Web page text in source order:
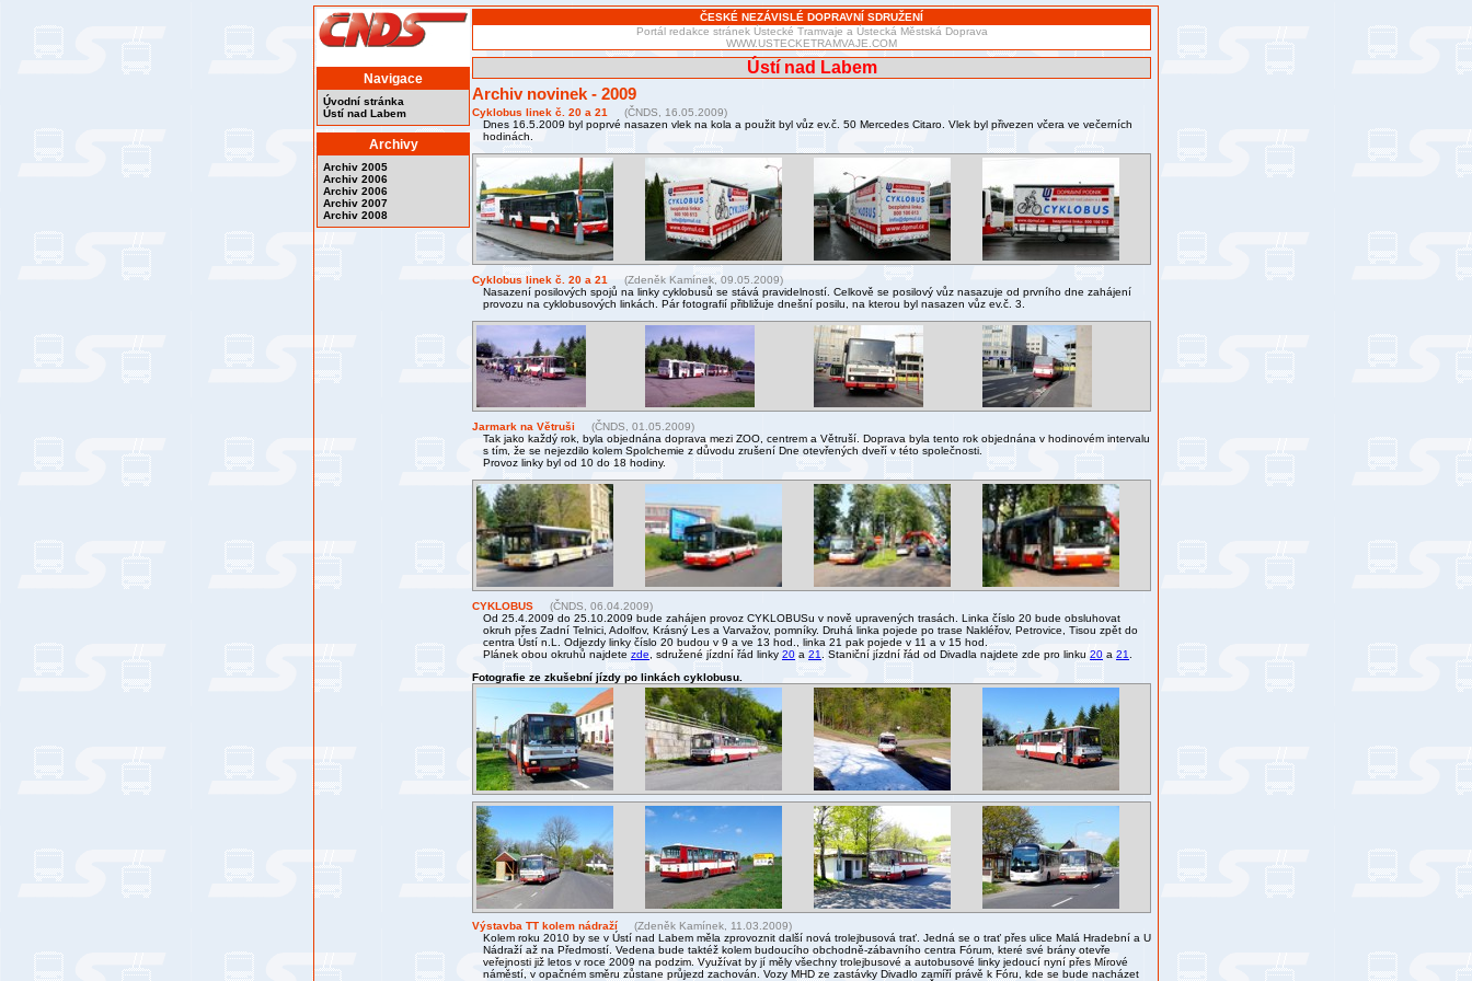
Navigace
Úvodní stránka
Ústí nad Labem
Archivy
Archiv 2005
Archiv 2006
Archiv 2006
Archiv 2007
Archiv 2008
ČESKÉ NEZÁVISLÉ DOPRAVNÍ SDRUŽENÍ
Portál redakce stránek Ústecké Tramvaje a Ústecká Městská Doprava
WWW.USTECKETRAMVAJE.COM
Ústí nad Labem
Archiv novinek - 2009
Cyklobus linek č. 20 a 21
(ČNDS, 16.05.2009)
Dnes 16.5.2009 byl poprvé nasazen vlek na kola a použit byl vůz ev.č. 50 Mercedes Citaro. Vlek byl přivezen včera ve večerních
hodinách.
Cyklobus linek č. 20 a 21
(Zdeněk Kamínek, 09.05.2009)
Nasazení posilových spojů na linky cyklobusů se stává pravidelností. Celkově se posilový vůz nasazuje od prvního dne zahájení
provozu na cyklobusových linkách. Pár fotografií přibližuje dnešní posilu, na kterou byl nasazen vůz ev.č. 3.
Jarmark na Větruši
(ČNDS, 01.05.2009)
Tak jako každý rok, byla objednána doprava mezi ZOO, centrem a Větruší. Doprava byla tento rok objednána v hodinovém intervalu
s tím, že se nejezdilo kolem Spolchemie z důvodu zrušení Dne otevřených dveří v této společnosti.
Provoz linky byl od 10 do 18 hodiny.
CYKLOBUS
(ČNDS, 06.04.2009)
Od 25.4.2009 do 25.10.2009 bude zahájen provoz CYKLOBUSu v nově upravených trasách. Linka číslo 20 bude obsluhovat
okruh přes Zadní Telnici, Adolfov, Krásný Les a Varvažov, pomníky. Druhá linka pojede po trase Nakléřov, Petrovice, Tisou zpět do
centra Ústí n.L. Odjezdy linky číslo 20 budou v 9 a ve 13 hod., linka 21 pak pojede v 11 a v 15 hod.
Plánek obou okruhů najdetezde , sdružené jízdní řád linky 20a21. Staniční jízdní řád od Divadla najdete zde pro linku20 a 21
Fotografie ze zkušební jízdy po linkách cyklobusu.
Výstavba TT kolem nádraží
(Zdeněk Kamínek, 11.03.2009)
Kolem roku 2010 by se v Ústí nad Labem měla zprovoznit další nová trolejbusová trať. Jedná se o trať přes ulice Malá Hradební a U
Nádraží až na Předmostí. Vedena bude taktéž kolem budoucího obchodně-zábavního centra Fórum, které své brány otevře
veřejnosti již letos v roce 2009 na podzim. Využívat by jí měly všechny trolejbusové a autobusové linky jedoucí nyní přes Mírové
náměstí, v opačném směru zůstane průjezd zachován. Vozy MHD ze zastávky Divadlo zamíří právě k Fóru, kde se bude nacházet